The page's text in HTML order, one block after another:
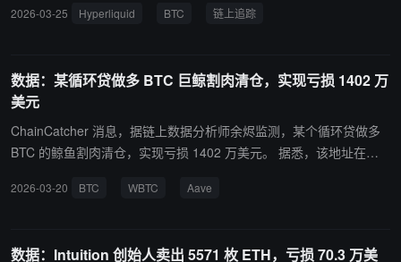
4.81 枚 BTC 仍浮亏 137 万美元，将强平价提高到了 82395 美元。
2026-03-25 Hyperliquid BTC 链上追踪
数据：某循环贷做多 BTC 巨鲸割肉清仓，实现亏损 1402 万
美元
ChainCatcher 消息，据链上数据分析师余烬监测，某个循环贷做多
BTC 的鲸鱼割肉清仓，实现亏损 1402 万美元。 据悉，该地址在过
式杠杆做多了 742.8 枚 WBTC，成本均价约 89,137 美元。他在一小
2026-03-20 BTC WBTC Aave
数据：Intuition 创始人卖出 5571 枚 ETH，亏损 70.3 万美